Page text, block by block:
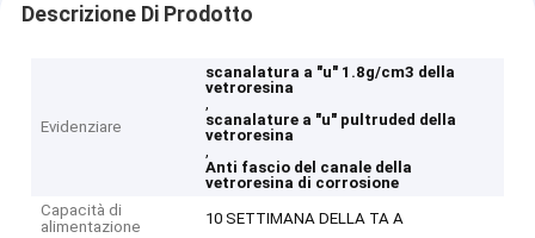
Descrizione Di Prodotto
Evidenziare
scanalatura a "u" 1.8g/cm3 della
vetroresina
,
scanalature a "u" pultruded della
vetroresina
,
Anti fascio del canale della
vetroresina di corrosione
Capacità di
alimentazione
10 SETTIMANA DELLA TA A